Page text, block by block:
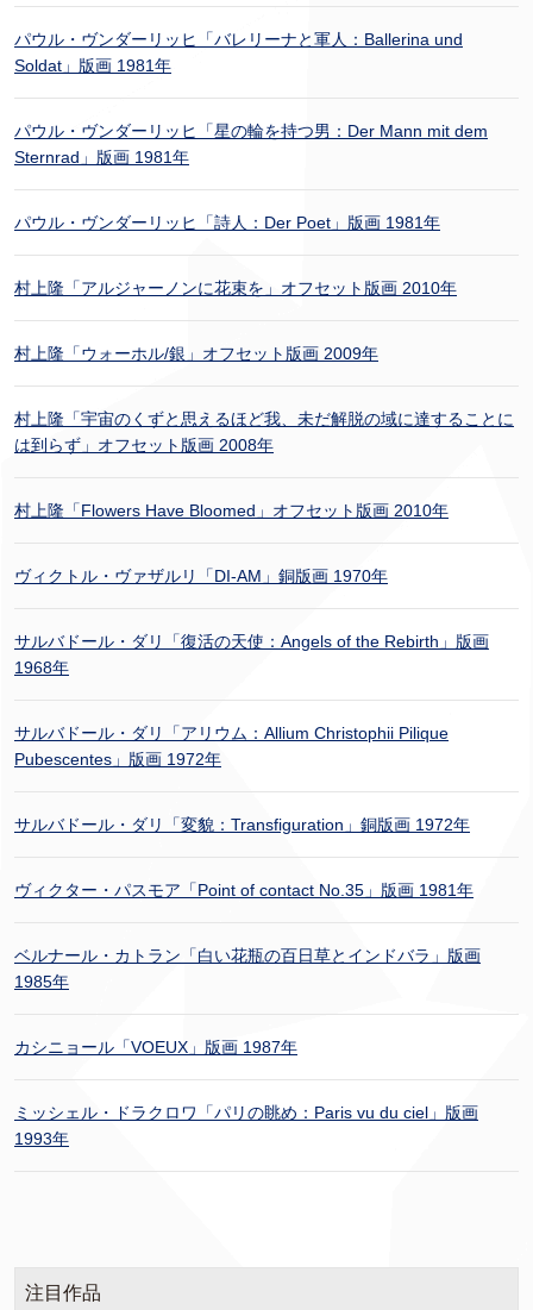
パウル・ヴンダーリッヒ「バレリーナと軍人：Ballerina und
Soldat」版画 1981年
パウル・ヴンダーリッヒ「星の輪を持つ男：Der Mann mit dem
Sternrad」版画 1981年
パウル・ヴンダーリッヒ「詩人：Der Poet」版画 1981年
村上隆「アルジャーノンに花束を」オフセット版画 2010年
村上隆「ウォーホル/銀」オフセット版画 2009年
村上隆「宇宙のくずと思えるほど我、未だ解脱の域に達することに
は到らず」オフセット版画 2008年
村上隆「Flowers Have Bloomed」オフセット版画 2010年
ヴィクトル・ヴァザルリ「DI-AM」銅版画 1970年
サルバドール・ダリ「復活の天使：Angels of the Rebirth」版画
1968年
サルバドール・ダリ「アリウム：Allium Christophii Pilique
Pubescentes」版画 1972年
サルバドール・ダリ「変貌：Transfiguration」銅版画 1972年
ヴィクター・パスモア「Point of contact No.35」版画 1981年
ベルナール・カトラン「白い花瓶の百日草とインドバラ」版画
1985年
カシニョール「VOEUX」版画 1987年
ミッシェル・ドラクロワ「パリの眺め：Paris vu du ciel」版画
1993年
注目作品